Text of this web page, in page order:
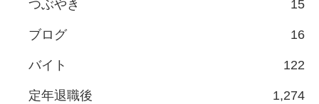
つぶやき 15
ブログ 16
バイト 122
定年退職後 1,274